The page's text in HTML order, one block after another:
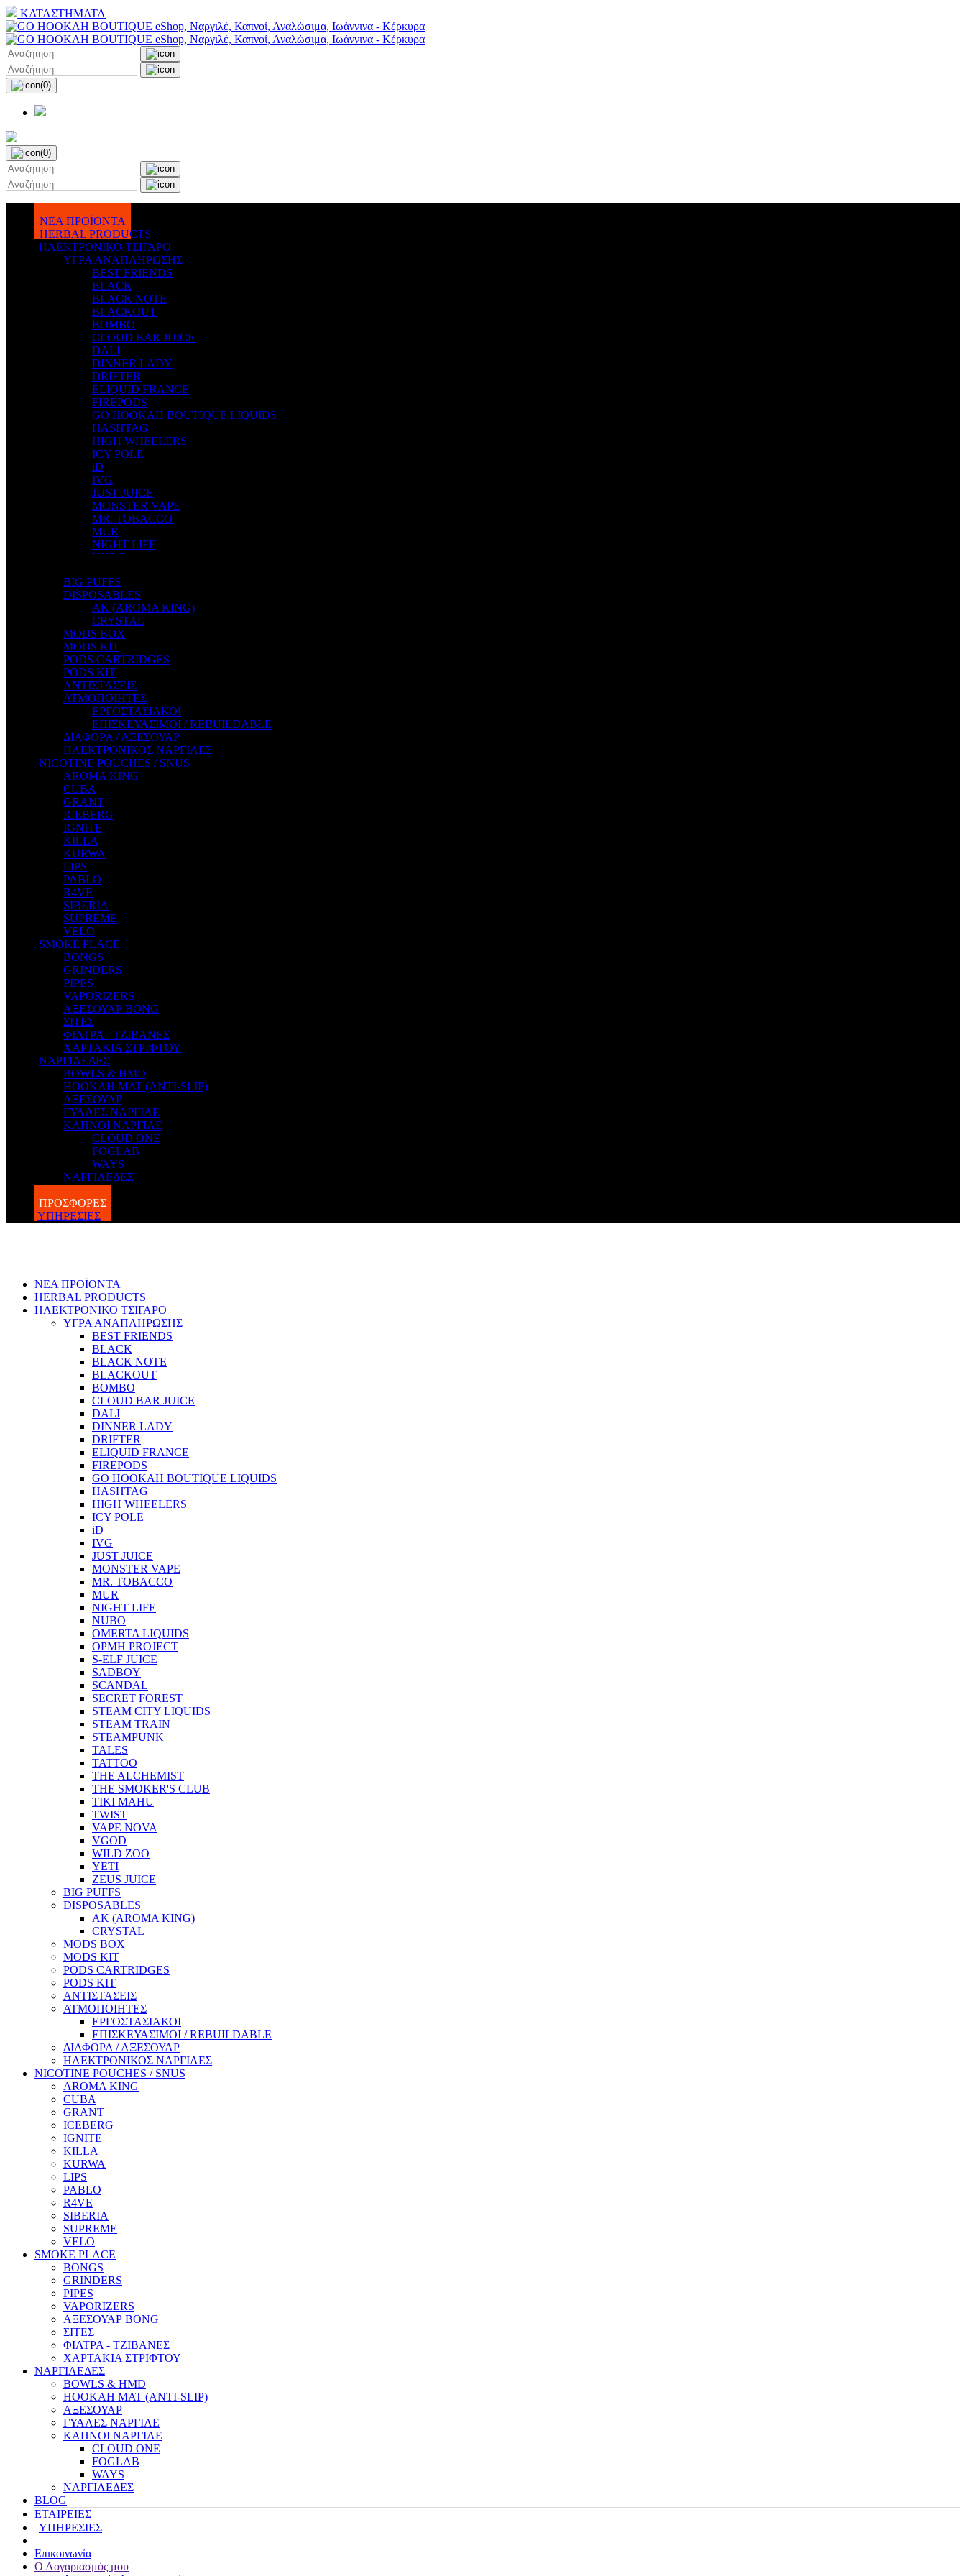
ΚΑΤΑΣΤΗΜΑΤΑ
(0)
(0)
ΝΕΑ ΠΡΟΪΟΝΤΑ
HERBAL PRODUCTS
ΗΛΕΚΤΡΟΝΙΚΟ ΤΣΙΓΑΡΟ
ΥΓΡΑ ΑΝΑΠΛΗΡΩΣΗΣ
BEST FRIENDS
BLACK
BLACK NOTE
BLACKOUT
BOMBO
CLOUD BAR JUICE
DALI
DINNER LADY
DRIFTER
ELIQUID FRANCE
FIREPODS
GO HOOKAH BOUTIQUE LIQUIDS
HASHTAG
HIGH WHEELERS
ICY POLE
iD
IVG
JUST JUICE
MONSTER VAPE
MR. TOBACCO
MUR
NIGHT LIFE
NUBO
OPMH PROJECT
S-ELF JUICE
SADBOY
SCANDAL
SECRET FOREST
STEAM CITY LIQUIDS
STEAM TRAIN
STEAMPUNK
TALES
TATTOO
THE ALCHEMIST
THE SMOKER'S CLUB
TIKI MAHU
TWIST
VAPE NOVA
VGOD
WILD ZOO
YETI
ZEUS JUICE
BIG PUFFS
DISPOSABLES
AK (AROMA KING)
CRYSTAL
MODS BOX
MODS KIT
PODS CARTRIDGES
PODS KIT
ΑΝΤΙΣΤΑΣΕΙΣ
ΑΤΜΟΠΟΙΗΤΕΣ
ΕΡΓΟΣΤΑΣΙΑΚΟΙ
ΕΠΙΣΚΕΥΑΣΙΜΟΙ / REBUILDABLE
ΔΙΑΦΟΡΑ / ΑΞΕΣΟΥΑΡ
ΗΛΕΚΤΡΟΝΙΚΟΣ ΝΑΡΓΙΛΕΣ
NICOTINE POUCHES / SNUS
AROMA KING
CUBA
GRANT
ICEBERG
IGNITE
KILLA
KURWA
LIPS
PABLO
R4VE
SIBERIA
SUPREME
VELO
SMOKE PLACE
BONGS
GRINDERS
PIPES
VAPORIZERS
ΑΞΕΣΟΥΑΡ BONG
ΣΙΤΕΣ
ΦΙΛΤΡΑ - ΤΖΙΒΑΝΕΣ
ΧΑΡΤΑΚΙΑ ΣΤΡΙΦΤΟΥ
ΝΑΡΓΙΛΕΔΕΣ
BOWLS & HMD
HOOKAH MAT (ANTI-SLIP)
ΑΞΕΣΟΥΑΡ
ΓΥΑΛΕΣ ΝΑΡΓΙΛΕ
ΚΑΠΝΟΙ ΝΑΡΓΙΛΕ
CLOUD ONE
FOGLAB
WAYS
ΝΑΡΓΙΛΕΔΕΣ
ΠΡΟΣΦΟΡΕΣ
ΥΠΗΡΕΣΙΕΣ
ΝΕΑ ΠΡΟΪΟΝΤΑ
HERBAL PRODUCTS
ΗΛΕΚΤΡΟΝΙΚΟ ΤΣΙΓΑΡΟ
ΥΓΡΑ ΑΝΑΠΛΗΡΩΣΗΣ
BEST FRIENDS
BLACK
BLACK NOTE
BLACKOUT
BOMBO
CLOUD BAR JUICE
DALI
DINNER LADY
DRIFTER
ELIQUID FRANCE
FIREPODS
GO HOOKAH BOUTIQUE LIQUIDS
HASHTAG
HIGH WHEELERS
ICY POLE
iD
IVG
JUST JUICE
MONSTER VAPE
MR. TOBACCO
MUR
NIGHT LIFE
NUBO
OMERTA LIQUIDS
OPMH PROJECT
S-ELF JUICE
SADBOY
SCANDAL
SECRET FOREST
STEAM CITY LIQUIDS
STEAM TRAIN
STEAMPUNK
TALES
TATTOO
THE ALCHEMIST
THE SMOKER'S CLUB
TIKI MAHU
TWIST
VAPE NOVA
VGOD
WILD ZOO
YETI
ZEUS JUICE
BIG PUFFS
DISPOSABLES
AK (AROMA KING)
CRYSTAL
MODS BOX
MODS KIT
PODS CARTRIDGES
PODS KIT
ΑΝΤΙΣΤΑΣΕΙΣ
ΑΤΜΟΠΟΙΗΤΕΣ
ΕΡΓΟΣΤΑΣΙΑΚΟΙ
ΕΠΙΣΚΕΥΑΣΙΜΟΙ / REBUILDABLE
ΔΙΑΦΟΡΑ / ΑΞΕΣΟΥΑΡ
ΗΛΕΚΤΡΟΝΙΚΟΣ ΝΑΡΓΙΛΕΣ
NICOTINE POUCHES / SNUS
AROMA KING
CUBA
GRANT
ICEBERG
IGNITE
KILLA
KURWA
LIPS
PABLO
R4VE
SIBERIA
SUPREME
VELO
SMOKE PLACE
BONGS
GRINDERS
PIPES
VAPORIZERS
ΑΞΕΣΟΥΑΡ BONG
ΣΙΤΕΣ
ΦΙΛΤΡΑ - ΤΖΙΒΑΝΕΣ
ΧΑΡΤΑΚΙΑ ΣΤΡΙΦΤΟΥ
ΝΑΡΓΙΛΕΔΕΣ
BOWLS & HMD
HOOKAH MAT (ANTI-SLIP)
ΑΞΕΣΟΥΑΡ
ΓΥΑΛΕΣ ΝΑΡΓΙΛΕ
ΚΑΠΝΟΙ ΝΑΡΓΙΛΕ
CLOUD ONE
FOGLAB
WAYS
ΝΑΡΓΙΛΕΔΕΣ
BLOG
ΕΤΑΙΡΕΙΕΣ
ΥΠΗΡΕΣΙΕΣ
Επικοινωνία
Ο Λογαριασμός μου